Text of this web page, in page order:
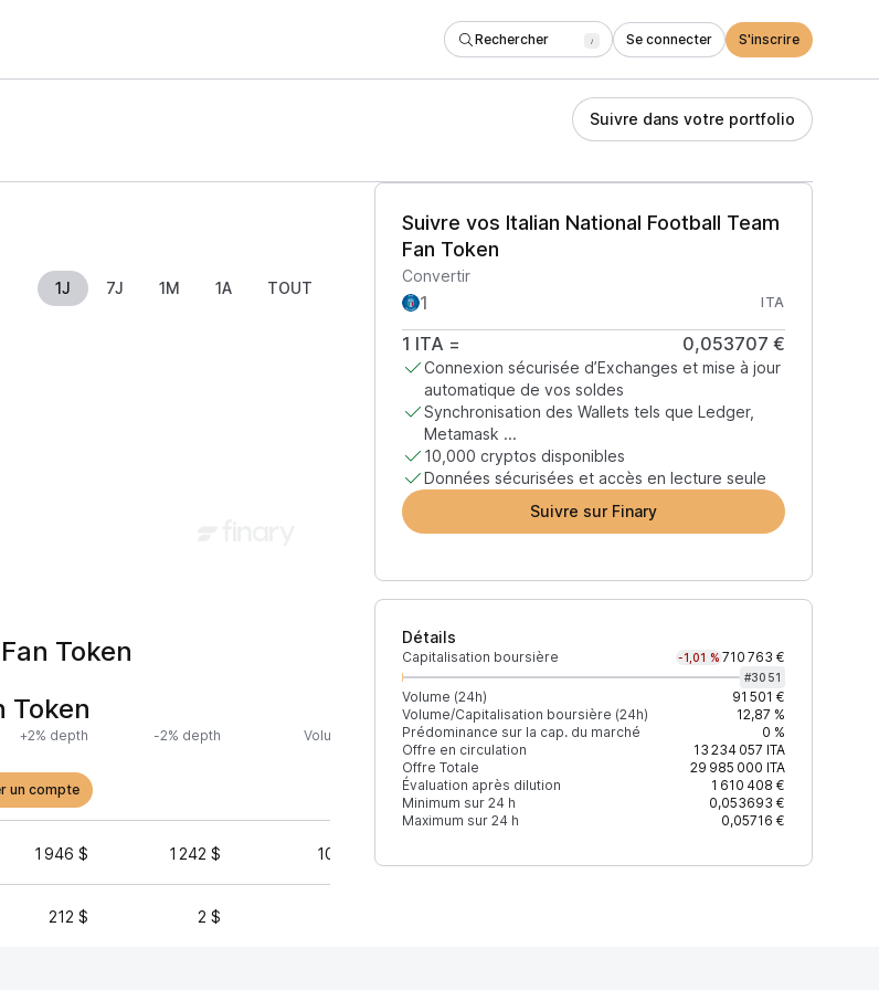
Rechercher / Se connecter S'inscrire
Suivre dans votre portfolio
1J 7J 1M 1A TOUT
Suivre vos Italian National Football Team
Fan Token
Convertir
ITA
1 ITA = 0,053707 €
Connexion sécurisée d’Exchanges et mise à jour
automatique de vos soldes
Synchronisation des Wallets tels que Ledger,
Metamask ...
10,000 cryptos disponibles
Données sécurisées et accès en lecture seule
Suivre sur Finary
Détails
Capitalisation boursière -1,01 % 710 763 €
#3051
Volume (24h)
91 501 €
Volume/Capitalisation boursière (24h)
12,87 %
Prédominance sur la cap. du marché
0 %
Offre en circulation
13 234 057 ITA
Offre Totale
29 985 000 ITA
Évaluation après dilution
1 610 408 €
Minimum sur 24 h
0,053693 €
Maximum sur 24 h
0,05716 €
Token
Token
+2% depth -2% depth Volume (24h) % du volume Confiance Mis à jour
un compte
1 946 $ 1 242 $ 105 743 $
212 $ 2 $